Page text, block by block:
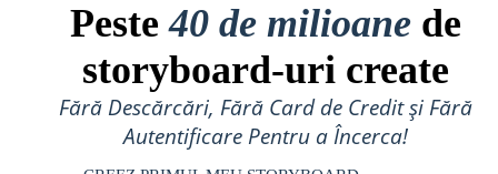
Peste40 de milioane de
storyboard-uri create
Fără Descărcări, Fără Card de Credit și Fără
Autentificare Pentru a Încerca!